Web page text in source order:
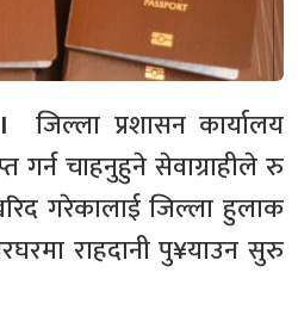
जिल्ला प्रशासन कार्यालय
गर्न चाहनुहुने सेवाग्राहीले रु
गरेकालाई जिल्ला हुलाक
राहदानी पु¥याउन सुरु